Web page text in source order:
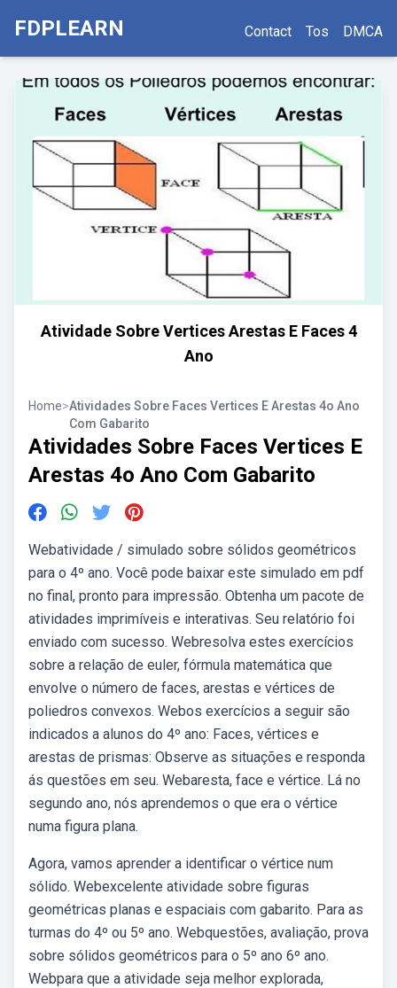
FDPLEARN Contact Tos DMCA
Atividade Sobre Vertices Arestas E Faces 4
Ano
Home>Atividades Sobre Faces Vertices E Arestas 4o Ano
Com Gabarito
Atividades Sobre Faces Vertices E
Arestas 4o Ano Com Gabarito
Webatividade / simulado sobre sólidos geométricos
para o 4º ano. Você pode baixar este simulado em pdf
no final, pronto para impressão. Obtenha um pacote de
atividades imprimíveis e interativas. Seu relatório foi
enviado com sucesso. Webresolva estes exercícios
sobre a relação de euler, fórmula matemática que
envolve o número de faces, arestas e vértices de
poliedros convexos. Webos exercícios a seguir são
indicados a alunos do 4º ano: Faces, vértices e
arestas de prismas: Observe as situações e responda
ás questões em seu. Webaresta, face e vértice. Lá no
segundo ano, nós aprendemos o que era o vértice
numa figura plana.
Agora, vamos aprender a identificar o vértice num
sólido. Webexcelente atividade sobre figuras
geométricas planas e espaciais com gabarito. Para as
turmas do 4º ou 5º ano. Webquestões, avaliação, prova
sobre sólidos geométricos para o 5º ano 6º ano.
Webpara que a atividade seja melhor explorada,